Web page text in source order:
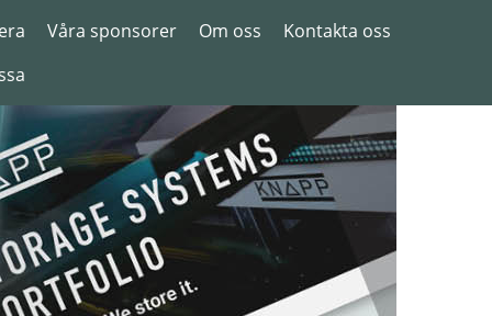
Våra sponsorer Om oss
Kontakta oss